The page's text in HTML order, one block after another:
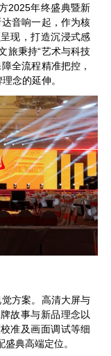
年终盛典暨新
音响一起，作为核
现，打造沉浸式感
旅秉持“艺术与科技
全流程精准把控，
念的延伸。
方案。高清大屏与
故事与新品理念以
准及画面调试等细
典高端定位。